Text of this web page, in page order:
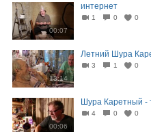
00:07
интернет
1 0 0
13:14
Летний Шура
3 1 0
00:06
Шура Каретный -
4 0 0